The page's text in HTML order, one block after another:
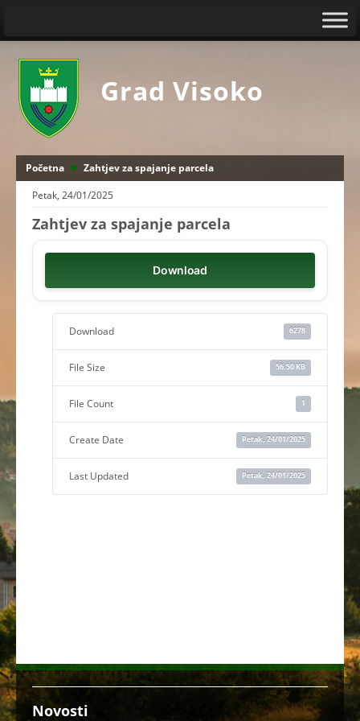
Grad Visoko
Početna
Zahtjev za spajanje parcela
Petak, 24/01/2025
Zahtjev za spajanje parcela
Download
Download 6278
File Size 56.50 KB
File Count 1
Create Date Petak, 24/01/2025
Last Updated Petak, 24/01/2025
Novosti